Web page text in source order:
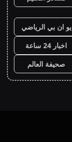
يو ان بي الرياضي
اخبار 24 ساعة
صحيفة العالم